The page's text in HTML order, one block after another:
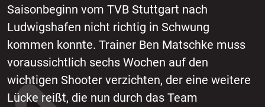
Saisonbeginn vom TVB Stuttgart nach
Ludwigshafen nicht richtig in Schwung
kommen konnte. Trainer Ben Matschke muss
voraussichtlich sechs Wochen auf den
wichtigen Shooter verzichten, der eine weitere
Lücke reißt, die nun durch das Team